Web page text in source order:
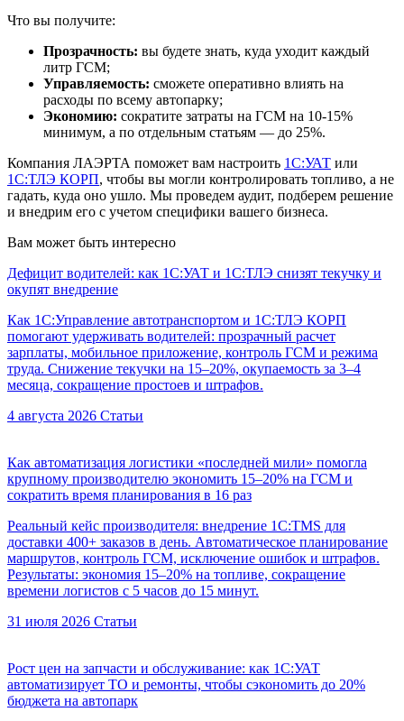
Что вы получите:
Прозрачность: вы будете знать, куда уходит каждый
литр ГСМ;
Управляемость: сможете оперативно влиять на
расходы по всему автопарку;
Экономию: сократите затраты на ГСМ на 10-15%
минимум, а по отдельным статьям — до 25%.
Компания ЛАЭРТА поможет вам настроить 1С:УАТ или
1С:ТЛЭ КОРП, чтобы вы могли контролировать топливо, а не
гадать, куда оно ушло. Мы проведем аудит, подберем решение
и внедрим его с учетом специфики вашего бизнеса.
Вам может быть интересно
Дефицит водителей: как 1С:УАТ и 1С:ТЛЭ снизят текучку и
окупят внедрение
Как 1С:Управление автотранспортом и 1С:ТЛЭ КОРП
помогают удерживать водителей: прозрачный расчет
зарплаты, мобильное приложение, контроль ГСМ и режима
труда. Снижение текучки на 15–20%, окупаемость за 3–4
месяца, сокращение простоев и штрафов.
4 августа 2026 Статьи
Как автоматизация логистики «последней мили» помогла
крупному производителю экономить 15–20% на ГСМ и
сократить время планирования в 16 раз
Реальный кейс производителя: внедрение 1С:TMS для
доставки 400+ заказов в день. Автоматическое планирование
маршрутов, контроль ГСМ, исключение ошибок и штрафов.
Результаты: экономия 15–20% на топливе, сокращение
времени логистов с 5 часов до 15 минут.
31 июля 2026 Статьи
Рост цен на запчасти и обслуживание: как 1С:УАТ
автоматизирует ТО и ремонты, чтобы сэкономить до 20%
бюджета на автопарк